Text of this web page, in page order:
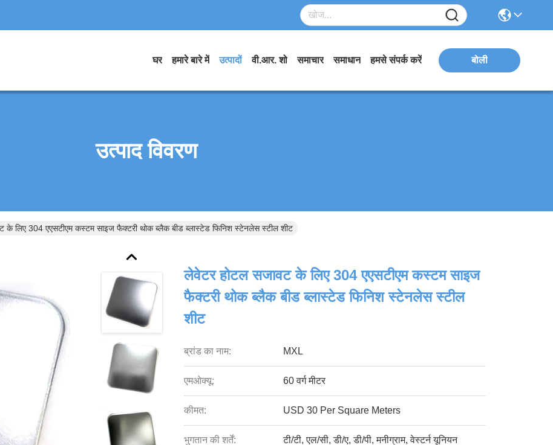
घर हमारे बारे में उत्पादों वी.आर. शो समाचार समाधान हमसे संपर्क करें बोली
उत्पाद विवरण
के लिए 304 एएसटीएम कस्टम साइज फैक्टरी थोक ब्लैक बीड ब्लास्टेड फिनिश स्टेनलेस स्टील शीट
लेवेटर होटल सजावट के लिए 304 एएसटीएम कस्टम साइज
फैक्टरी थोक ब्लैक बीड ब्लास्टेड फिनिश स्टेनलेस स्टील
शीट
ब्रांड का नाम: MXL
एमओक्यू: 60 वर्ग मीटर
कीमत: USD 30 Per Square Meters
भुगतान की शर्तें: टी/टी, एल/सी, डी/ए, डी/पी, मनीग्राम, वेस्टर्न यूनियन